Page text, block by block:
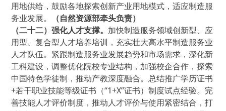
用地供给，鼓励各地探索创新产业用地模式，适应制造服
务业发展。
（自然资源部牵头负责）
（二十二）强化人才支撑。 加快制造服务领域创新型、应
用型、复合型人才培养培训，充实壮大高水平制造服务业
人才队伍。紧跟制造服务业发展趋势和市场需求，深化新
工科建设，调整优化院校专业结构，加强校企合作，探索
中国特色学徒制，推动产教深度融合。总结推广学历证书
+若干职业技能等级证书（“1+X”证书）制度试点经验。完
善技能人才评价制度，推动人才评价与使用紧密结合，打